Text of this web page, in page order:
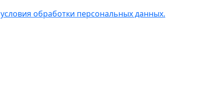
условия обработки персональных данных.